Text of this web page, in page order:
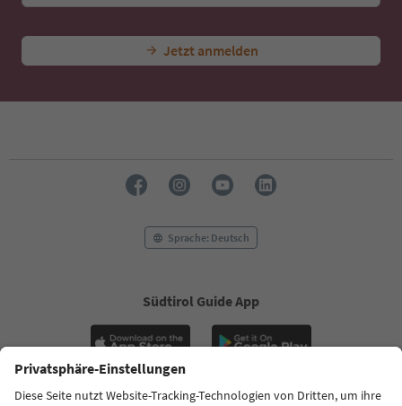
Jetzt anmelden
Sprache: Deutsch
Südtirol Guide App